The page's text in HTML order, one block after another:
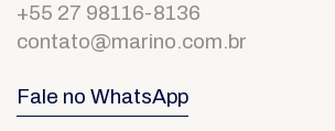
+55 27 98116-8136
contato@marino.com.br
Fale no WhatsApp